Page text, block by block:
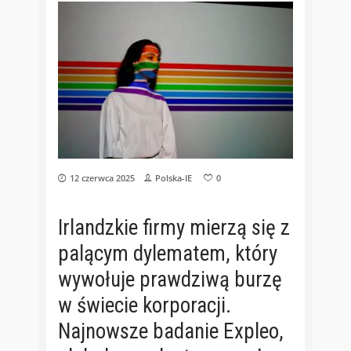
12 czerwca 2025 Polska-IE 0
Irlandzkie firmy mierzą się z
palącym dylematem, który
wywołuje prawdziwą burzę
w świecie korporacji.
Najnowsze badanie Expleo,